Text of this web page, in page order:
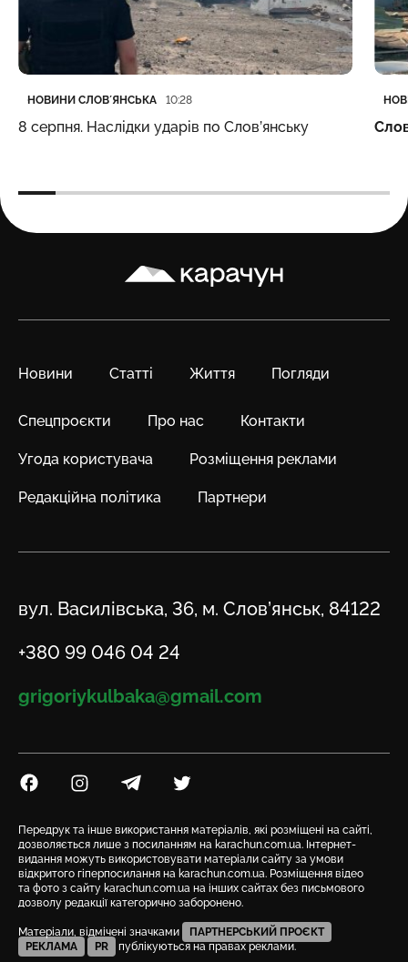
Категорія
НОВИНИ СЛОВʼЯНСЬКА
Дата публікації 10:28
8 серпня. Наслідки ударів по Слов’янську
Карачун
Новини Статті Життя Погляди
Спецпроєкти Про нас Контакти
Угода користувача Розміщення реклами
Редакційна політика Партнери
Адреса
вул. Василівська, 36, м. Слов’янськ, 84122
Телефон
+380 99 046 04 24
Email
grigoriykulbaka@gmail.com
Посилання на Facebook
Посилання на Instagram
Посилання на Telegram
Посилання на Twitter
Передрук та інше використання матеріалів, які розміщені на сайті,
дозволяється лише з посиланням на karachun.com.ua. Інтернет-
видання можуть використовувати матеріали сайту за умови
відкритого гіперпосилання на karachun.com.ua. Розміщення відео
та фото з сайту karachun.com.ua на інших сайтах без письмового
дозволу редакції категорично заборонено.
Матеріали, відмічені значками
ПАРТНЕРСЬКИЙ ПРОЄКТ
РЕКЛАМА
PR публікуються на правах реклами.